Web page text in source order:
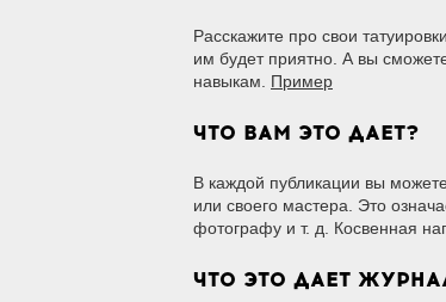
Расскажите про свои
им будет приятно. А вы
навыкам. Пример
ЧТО ВАМ ЭТО ДАЕТ?
В каждой публикации вы
или своего мастера. Это
фотографу и т. д. Косвенная
ЧТО ЭТО ДАЕТ